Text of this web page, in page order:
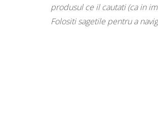
produsul ce il cautati (ca in
Folositi sagetile pentru a